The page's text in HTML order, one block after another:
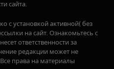
сайта.
с установкой активной( без
на сайт. Ознакомьтесь с
ответственности за
редакции может не
права на материалы